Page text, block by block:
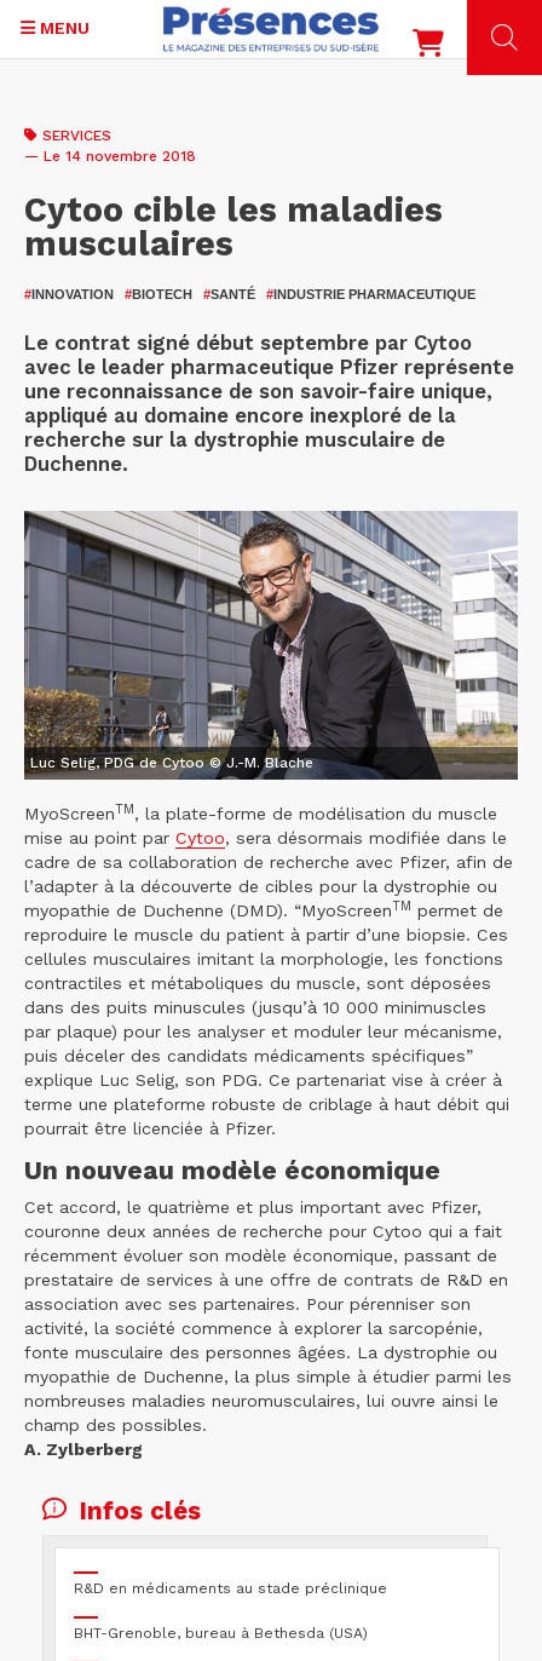
contenu
MENU
SERVICES
— Le 14 novembre 2018
Cytoo cible les maladies
musculaires
#INNOVATION #BIOTECH #SANTÉ #INDUSTRIE PHARMACEUTIQUE
Le contrat signé début septembre par Cytoo
avec le leader pharmaceutique Pfizer représente
une reconnaissance de son savoir-faire unique,
appliqué au domaine encore inexploré de la
recherche sur la dystrophie musculaire de
Duchenne.
Luc Selig, PDG de Cytoo © J.-M. Blache
MyoScreenTM, la plate-forme de modélisation du muscle
mise au point par Cytoo, sera désormais modifiée dans le
cadre de sa collaboration de recherche avec Pfizer, afin de
l’adapter à la découverte de cibles pour la dystrophie ou
myopathie de Duchenne (DMD). “MyoScreenTM permet de
reproduire le muscle du patient à partir d’une biopsie. Ces
cellules musculaires imitant la morphologie, les fonctions
contractiles et métaboliques du muscle, sont déposées
dans des puits minuscules (jusqu’à 10 000 minimuscles
par plaque) pour les analyser et moduler leur mécanisme,
puis déceler des candidats médicaments spécifiques”
explique Luc Selig, son PDG. Ce partenariat vise à créer à
terme une plateforme robuste de criblage à haut débit qui
pourrait être licenciée à Pfizer.
Un nouveau modèle économique
Cet accord, le quatrième et plus important avec Pfizer,
couronne deux années de recherche pour Cytoo qui a fait
récemment évoluer son modèle économique, passant de
prestataire de services à une offre de contrats de R&D en
association avec ses partenaires. Pour pérenniser son
activité, la société commence à explorer la sarcopénie,
fonte musculaire des personnes âgées. La dystrophie ou
myopathie de Duchenne, la plus simple à étudier parmi les
nombreuses maladies neuromusculaires, lui ouvre ainsi le
champ des possibles.
A. Zylberberg
Infos clés
R&D en médicaments au stade préclinique
BHT-Grenoble, bureau à Bethesda (USA)